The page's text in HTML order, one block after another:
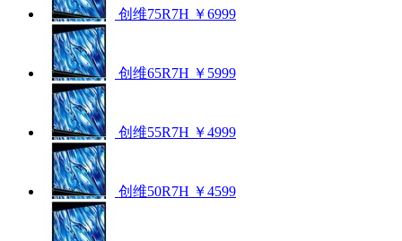
创维75R7H ￥6999
创维65R7H ￥5999
创维55R7H ￥4999
创维50R7H ￥4599